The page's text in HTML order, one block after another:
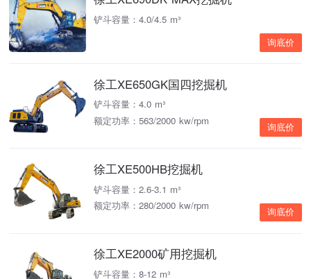
铲斗容量：4.0/4.5 m³
询底价
徐工XE650GK国四挖掘机
铲斗容量：4.0 m³
额定功率：563/2000 kw/rpm
询底价
徐工XE500HB挖掘机
铲斗容量：2.6-3.1 m³
额定功率：280/2000 kw/rpm
询底价
徐工XE2000矿用挖掘机
铲斗容量：8-12 m³